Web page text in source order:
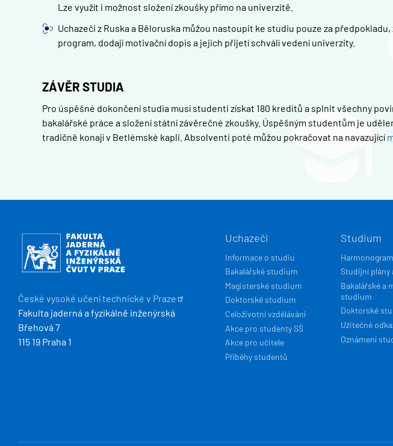
Lze využít i možnost složení zkoušky přímo na univerzitě.
Uchazeči z Ruska a Běloruska můžou nastoupit ke studiu pouze za
program, dodají motivační dopis a jejich přijetí schválí vedení univerzity.
ZÁVĚR STUDIA
Pro úspěšné dokončení studia musí studenti získat 180 kreditů a splnit všechny
bakalářské práce a složení státní závěrečné zkoušky. Úspěšným studentům je
tradičně konají v Betlémské kapli. Absolventi poté můžou pokračovat na navazující
HLAVNÍ
NAVIGACE
Uchazeči
Informace o studiu
Bakalářské studium
Magisterské studium
Doktorské studium
Celoživotní vzdělávání
Akce pro studenty SŠ
Akce pro učitele
Příběhy studentů
Studium
Studijní plány
Bakalářské a
studium
Doktorské
Užitečné
Oznámení
Obrázek
České vysoké učení technické v Praze
Fakulta jaderná a fyzikálně inženýrská
Břehová 7
115 19 Praha 1